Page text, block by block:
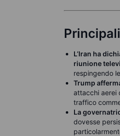
L’Iran ha
riunione
respingendo
Trump
attacchi aerei
traffico
La
dovesse